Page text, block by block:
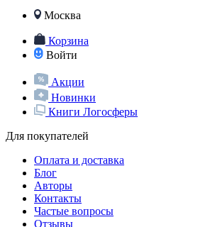
Москва
Корзина
Войти
Акции
Новинки
Книги Логосферы
Для покупателей
Оплата и доставка
Блог
Авторы
Контакты
Частые вопросы
Отзывы